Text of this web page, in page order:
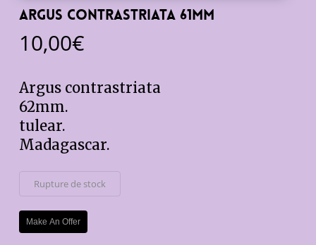
Argus contrastriata 61mm
10,00€
Argus contrastriata
62mm.
tulear.
Madagascar.
Rupture de stock
Make An Offer